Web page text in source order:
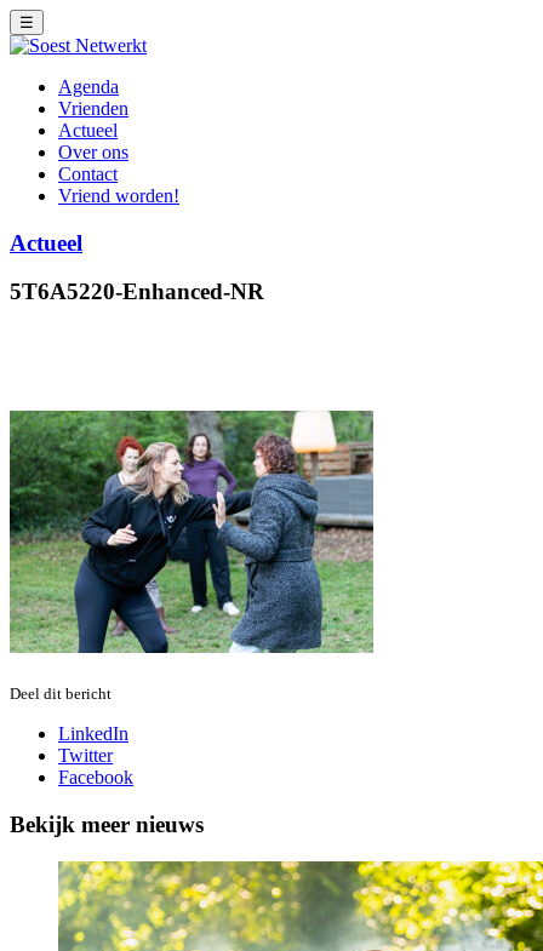
☰
Agenda
Vrienden
Actueel
Over ons
Contact
Vriend worden!
Actueel
5T6A5220-Enhanced-NR
Deel dit bericht
LinkedIn
Twitter
Facebook
Bekijk meer nieuws